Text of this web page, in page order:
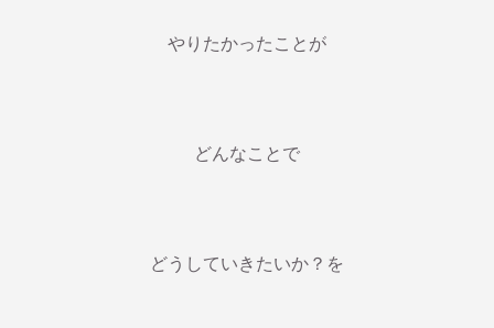
やりたかったことが
どんなことで
どうしていきたいか？を